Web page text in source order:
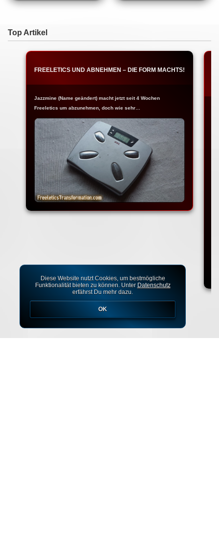
Top Artikel
FREELETICS UND ABNEHMEN – DIE FORM MACHTS!
Jazzmine (Name geändert) macht jetzt seit 4 Wochen
Freeletics um abzunehmen, doch wie sehr…
Diese Website nutzt Cookies, um bestmögliche
Funktionalität bieten zu können. Unter Datenschutz
erfährst Du mehr dazu.
OK